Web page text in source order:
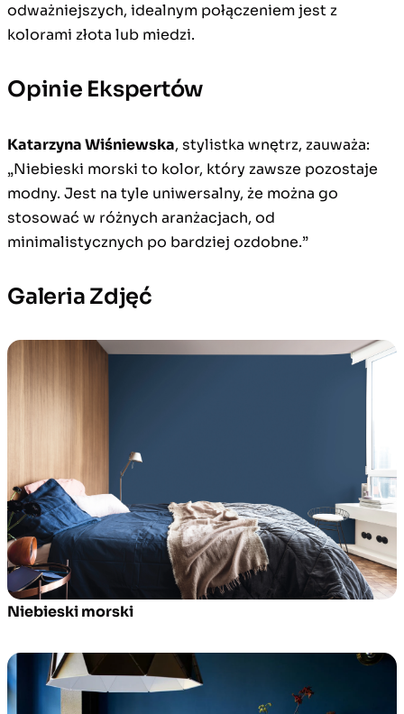
odważniejszych, idealnym połączeniem jest z
kolorami złota lub miedzi.
Opinie Ekspertów
Katarzyna Wiśniewska, stylistka wnętrz, zauważa:
„Niebieski morski to kolor, który zawsze pozostaje
modny. Jest na tyle uniwersalny, że można go
stosować w różnych aranżacjach, od
minimalistycznych po bardziej ozdobne.”
Galeria Zdjęć
Niebieski morski